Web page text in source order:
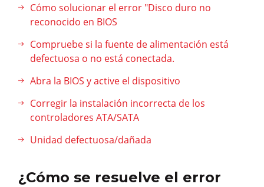
Cómo solucionar el error "Disco duro no
reconocido en BIOS
Compruebe si la fuente de alimentación está
defectuosa o no está conectada.
Abra la BIOS y active el dispositivo
Corregir la instalación incorrecta de los
controladores ATA/SATA
Unidad defectuosa/dañada
¿Cómo se resuelve el error